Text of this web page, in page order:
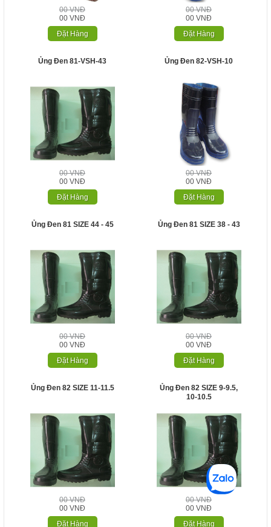
00 VNĐ
00 VNĐ
Đặt Hàng
00 VNĐ
00 VNĐ
Đặt Hàng
Ủng Đen 81-VSH-43
00 VNĐ
00 VNĐ
Đặt Hàng
Ủng Đen 82-VSH-10
00 VNĐ
00 VNĐ
Đặt Hàng
Ủng Đen 81 SIZE 44 - 45
00 VNĐ
00 VNĐ
Đặt Hàng
Ủng Đen 81 SIZE 38 - 43
00 VNĐ
00 VNĐ
Đặt Hàng
Ủng Đen 82 SIZE 11-11.5
00 VNĐ
00 VNĐ
Đặt Hàng
Ủng Đen 82 SIZE 9-9.5,
10-10.5
00 VNĐ
00 VNĐ
Đặt Hàng